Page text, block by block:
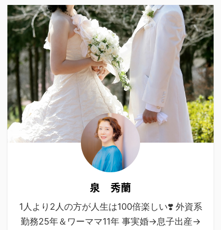
泉 秀蘭
1人より2人の方が人生は100倍楽しい❣️ 外資系
勤務25年＆ワーママ11年 事実婚→息子出産→